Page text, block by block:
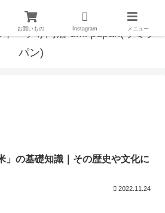
」の基礎知識｜その歴史や文化に
2022.11.24
お買いもの Instagram メニュー